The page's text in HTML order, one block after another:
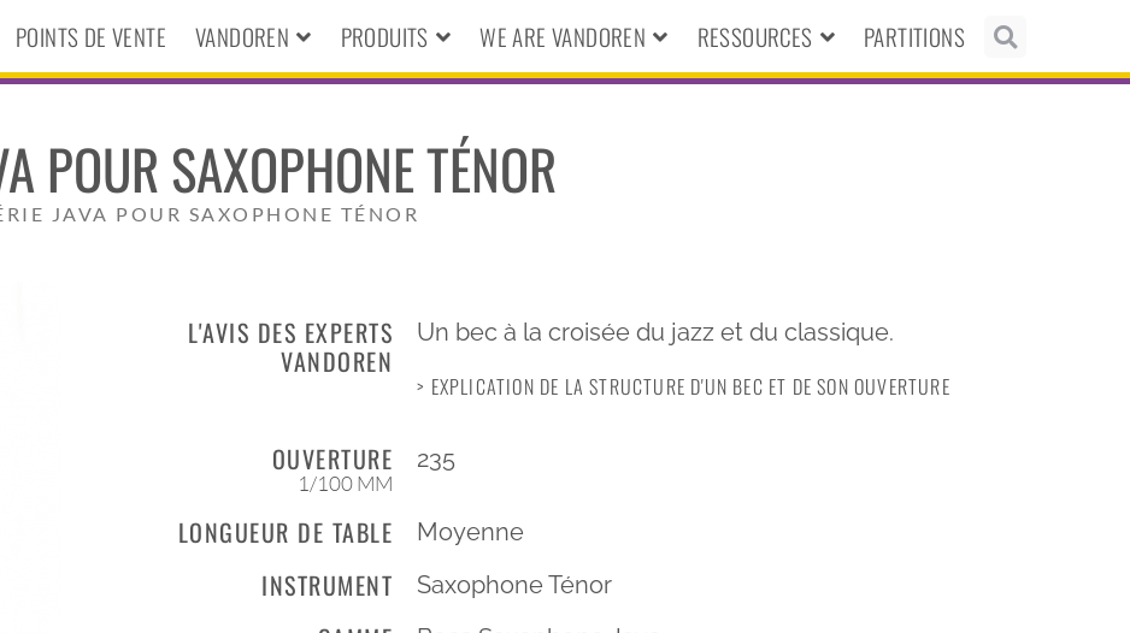
POINTS DE VENTE VANDOREN PRODUITS WE ARE VANDOREN RESSOURCES PARTITIONS
POUR SAXOPHONE TÉNOR
JAVA POUR SAXOPHONE TÉNOR
L'AVIS DES EXPERTS
VANDOREN
Un bec à la croisée du jazz et du classique.
> EXPLICATION DE LA STRUCTURE D'UN BEC ET DE SON OUVERTURE
OUVERTURE
1/100 MM
235
LONGUEUR DE TABLE Moyenne
INSTRUMENT Saxophone Ténor